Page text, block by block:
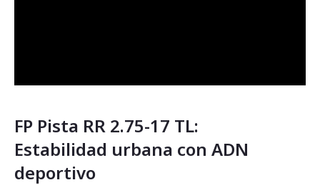
FP Pista RR 2.75-17 TL:
Estabilidad urbana con ADN
deportivo